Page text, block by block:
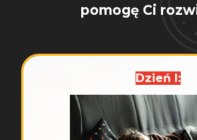
pomogę Ci
Dzień I: